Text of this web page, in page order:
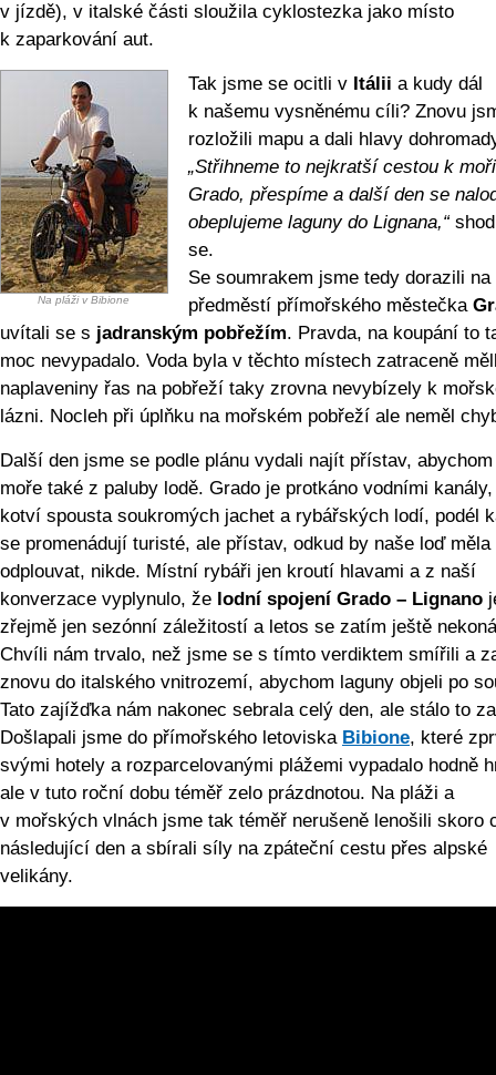
v jízdě), v italské části sloužila cyklostezka jako místo
k zaparkování aut.
Na pláži v Bibione
Tak jsme se ocitli v Itálii a kudy dál
k našemu vysněnému cíli? Znovu
rozložili mapu a dali hlavy
„Střihneme to nejkratší cestou k
Grado, přespíme a další den se
obeplujeme laguny do Lignana,“
se.
Se soumrakem jsme tedy dorazili na
předměstí přímořského městečka
uvítali se s jadranským pobřežím. Pravda, na koupání to
moc nevypadalo. Voda byla v těchto místech zatraceně
naplaveniny řas na pobřeží taky zrovna nevybízely k
lázni. Nocleh při úplňku na mořském pobřeží ale neměl
Další den jsme se podle plánu vydali najít přístav,
moře také z paluby lodě. Grado je protkáno vodními
kotví spousta soukromých jachet a rybářských lodí, podél
se promenádují turisté, ale přístav, odkud by naše loď měla
odplouvat, nikde. Místní rybáři jen kroutí hlavami a z naší
konverzace vyplynulo, že lodní spojení Grado – Lignano
zřejmě jen sezónní záležitostí a letos se zatím ještě
Chvíli nám trvalo, než jsme se s tímto verdiktem smířili a
znovu do italského vnitrozemí, abychom laguny objeli po
Tato zajížďka nám nakonec sebrala celý den, ale stálo to
Došlapali jsme do přímořského letoviska Bibione, které
svými hotely a rozparcelovanými plážemi vypadalo hodně
ale v tuto roční dobu téměř zelo prázdnotou. Na pláži a
v mořských vlnách jsme tak téměř nerušeně lenošili skoro
následující den a sbírali síly na zpáteční cestu přes alpské
velikány.